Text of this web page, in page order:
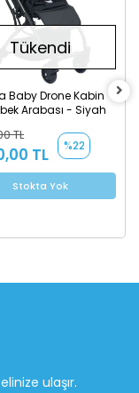
Tükendi
Baby Drone Kabin
Arabası - Siyah
TL
TL %22
Stokta Yok
ulaşır.